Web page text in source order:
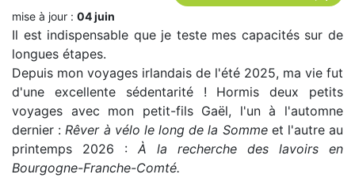
mise à jour : 04 juin
Il est indispensable que je teste mes capacités sur de
longues étapes.
Depuis mon voyages irlandais de l'été 2025, ma vie fut
d'une excellente sédentarité ! Hormis deux petits
voyages avec mon petit-fils Gaël, l'un à l'automne
dernier :Rêver à vélo le long de la Somme et l'autre au
printemps 2026 : À la recherche des lavoirs en
Bourgogne-Franche-Comté.